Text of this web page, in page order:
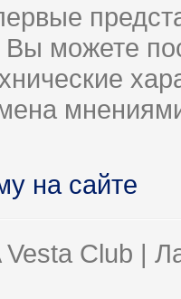
Вы можете
на сайте
Club |